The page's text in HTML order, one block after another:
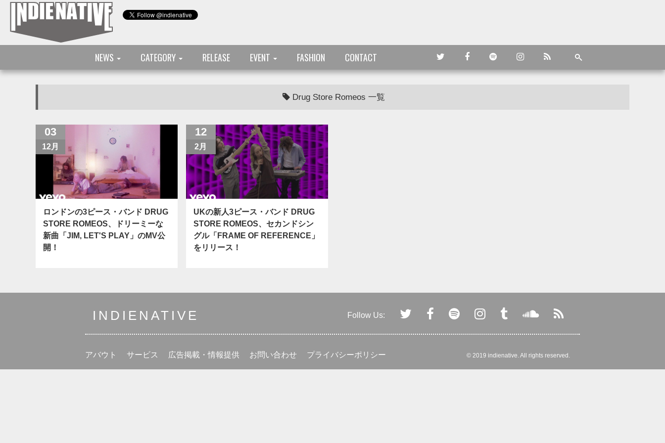
NEWS CATEGORY RELEASE EVENT FASHION CONTACT
Drug Store Romeos 一覧
03
12月
ロンドンの3ピース・バンド DRUG
STORE ROMEOS、ドリーミーな
新曲「JIM, LET'S PLAY」のMV公
開！
12
2月
UKの新人3ピース・バンド DRUG
STORE ROMEOS、セカンドシン
グル「FRAME OF REFERENCE」
をリリース！
INDIENATIVE Follow Us:
アバウト サービス 広告掲載・情報提供 お問い合わせ プライバシーポリシー © 2019 indienative. All rights reserved.